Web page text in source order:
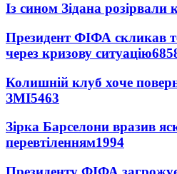
Із сином Зідана розірвали
Президент ФІФА скликав
через кризову ситуацію
Колишній клуб хоче
ЗМІ5463
Зірка Барселони вразив
перевтіленням1994